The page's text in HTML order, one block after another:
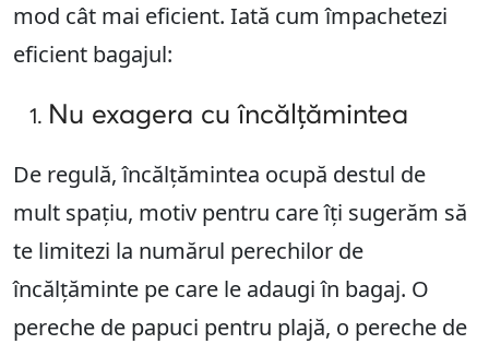
mod cât mai eficient. Iată cum împachetezi
eficient bagajul:
Nu exagera cu încălțămintea
De regulă, încălțămintea ocupă destul de
mult spațiu, motiv pentru care îți sugerăm să
te limitezi la numărul perechilor de
încălțăminte pe care le adaugi în bagaj. O
pereche de papuci pentru plajă, o pereche de